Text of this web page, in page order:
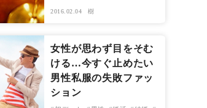
2016.02.04 樹
女性が思わず目をそむ
ける…今すぐ止めたい
男性私服の失敗ファッ
ション